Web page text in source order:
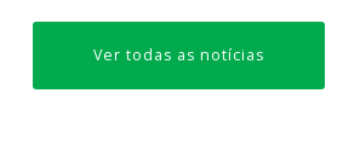
Ver todas as notícias